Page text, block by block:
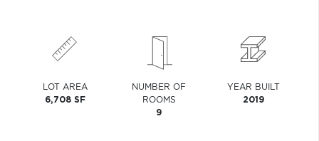
LOT AREA
6,708 SF
NUMBER OF
ROOMS
9
YEAR BUILT
2019